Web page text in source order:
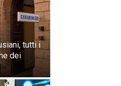
tutti i
dei